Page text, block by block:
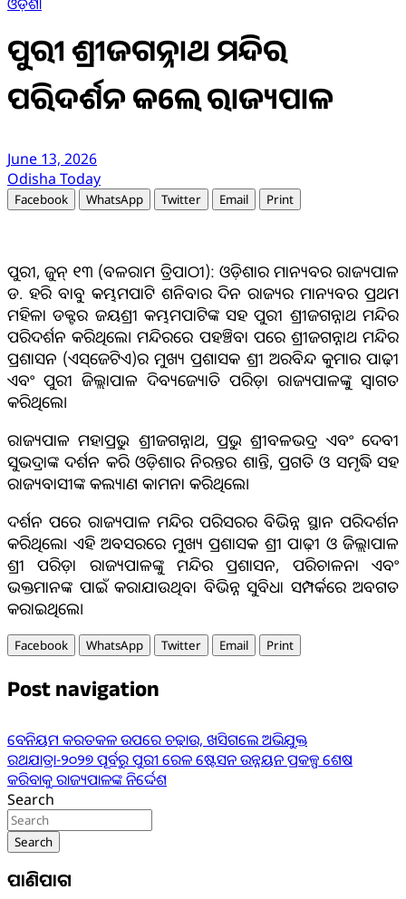
ପୁରୀ ଶ୍ରୀଜଗନ୍ନାଥ ମନ୍ଦିର
ପରିଦର୍ଶନ କଲେ ରାଜ୍ୟପାଳ
June 13, 2026
Odisha Today
Facebook WhatsApp Twitter Email Print
ପୁରୀ, ଜୁନ୍ ୧୩ (ବଳରାମ ତ୍ରିପାଠୀ): ଓଡ଼ିଶାର ମାନ୍ୟବର ରାଜ୍ୟପାଳ
ଡ. ହରି ବାବୁ କମ୍ଭମପାଟି ଶନିବାର ଦିନ ରାଜ୍ୟର ମାନ୍ୟବର ପ୍ରଥମ
ମହିଳା ଡକ୍ଟର ଜୟଶ୍ରୀ କମ୍ଭମପାଟିଙ୍କ ସହ ପୁରୀ ଶ୍ରୀଜଗନ୍ନାଥ ମନ୍ଦିର
ପରିଦର୍ଶନ କରିଥିଲେ। ମନ୍ଦିରରେ ପହଞ୍ଚିବା ପରେ ଶ୍ରୀଜଗନ୍ନାଥ ମନ୍ଦିର
ପ୍ରଶାସନ (ଏସ୍‌ଜେଟିଏ)ର ମୁଖ୍ୟ ପ୍ରଶାସକ ଶ୍ରୀ ଅରବିନ୍ଦ କୁମାର ପାଢ଼ୀ
ଏବଂ ପୁରୀ ଜିଲ୍ଲାପାଳ ଦିବ୍ୟଜ୍ୟୋତି ପରିଡ଼ା ରାଜ୍ୟପାଳଙ୍କୁ ସ୍ୱାଗତ
କରିଥିଲେ।
ରାଜ୍ୟପାଳ ମହାପ୍ରଭୁ ଶ୍ରୀଜଗନ୍ନାଥ, ପ୍ରଭୁ ଶ୍ରୀବଳଭଦ୍ର ଏବଂ ଦେବୀ
ସୁଭଦ୍ରାଙ୍କ ଦର୍ଶନ କରି ଓଡ଼ିଶାର ନିରନ୍ତର ଶାନ୍ତି, ପ୍ରଗତି ଓ ସମୃଦ୍ଧି ସହ
ରାଜ୍ୟବାସୀଙ୍କ କଲ୍ୟାଣ କାମନା କରିଥିଲେ।
ଦର୍ଶନ ପରେ ରାଜ୍ୟପାଳ ମନ୍ଦିର ପରିସରର ବିଭିନ୍ନ ସ୍ଥାନ ପରିଦର୍ଶନ
କରିଥିଲେ। ଏହି ଅବସରରେ ମୁଖ୍ୟ ପ୍ରଶାସକ ଶ୍ରୀ ପାଢ଼ୀ ଓ ଜିଲ୍ଲାପାଳ
ଶ୍ରୀ ପରିଡ଼ା ରାଜ୍ୟପାଳଙ୍କୁ ମନ୍ଦିର ପ୍ରଶାସନ, ପରିଚାଳନା ଏବଂ
ଭକ୍ତମାନଙ୍କ ପାଇଁ କରାଯାଉଥିବା ବିଭିନ୍ନ ସୁବିଧା ସମ୍ପର୍କରେ ଅବଗତ
କରାଇଥିଲେ।
Facebook WhatsApp Twitter Email Print
Post navigation
ବେନିୟମ କରତକଳ ଉପରେ ଚଢ଼ାଉ, ଖସିଗଲେ ଅଭିଯୁକ୍ତ
ରଥଯାତ୍ରା-୨୦୨୭ ପୂର୍ବରୁ ପୁରୀ ରେଳ ଷ୍ଟେସନ ଉନ୍ନୟନ ପ୍ରକଳ୍ପ ଶେଷ
କରିବାକୁ ରାଜ୍ୟପାଳଙ୍କ ନିର୍ଦ୍ଦେଶ
Search
Search
ପାଣିପାଗ